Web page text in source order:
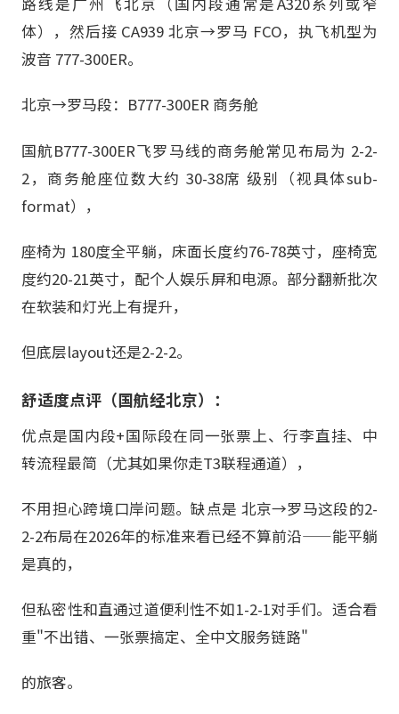
体），然后接 CA939 北京→罗马 FCO，执飞机型为
波音 777-300ER。
北京→罗马段：B777-300ER 商务舱
国航B777-300ER飞罗马线的商务舱常见布局为 2-2-
2，商务舱座位数大约 30-38席 级别（视具体sub-
format），
座椅为 180度全平躺，床面长度约76-78英寸，座椅宽
度约20-21英寸，配个人娱乐屏和电源。部分翻新批次
在软装和灯光上有提升，
但底层layout还是2-2-2。
舒适度点评（国航经北京）：
优点是国内段+国际段在同一张票上、行李直挂、中
转流程最简（尤其如果你走T3联程通道），
不用担心跨境口岸问题。缺点是 北京→罗马这段的2-
2-2布局在2026年的标准来看已经不算前沿——能平躺
是真的，
但私密性和直通过道便利性不如1-2-1对手们。适合看
重"不出错、一张票搞定、全中文服务链路"
的旅客。